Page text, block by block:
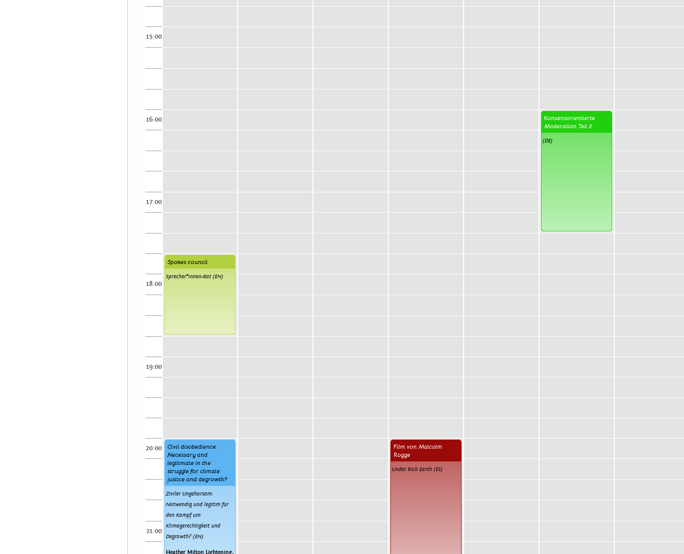
15:00
16:00
Konsensorientierte
Moderation Teil 2
(DE)
17:00
Spokes council
Sprecher*innen-Rat (EN)
18:00
19:00
20:00
Civil disobedience:
Necessary and
legitimate in the
struggle for climate
justice and degrowth?
Ziviler Ungehorsam:
Notwendig und legitim für
den Kampf um
Klimagerechtigkeit und
Degrowth? (EN)
Heather Milton Lightening,
Film von Malcolm
Rogge
Under Rich Earth (ES)
21:00